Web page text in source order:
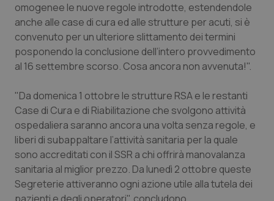
Provincia Autonoma di Trento
Puglia
Sicilia
Toscana
Umbria
Ipertensione & Scompenso
Malattie rare
Neuroscienze & patologie neurodegenerative
Obesità
Oftalmologia
omogenee le nuove regole introdotte, estendendole
anche alle case di cura ed alle strutture per acuti, si è
convenuto per un ulteriore slittamento dei termini
posponendo la conclusione dell’intero provvedimento
al 16 settembre scorso. Cosa ancora non avvenuta!".
"Da domenica 1 ottobre le strutture RSA e le restanti
Case di Cura e di Riabilitazione che svolgono attività
ospedaliera saranno ancora una volta senza regole, e
liberi di subappaltare l’attività sanitaria per la quale
sono accreditati con il SSR a chi offrirà manovalanza
sanitaria al miglior prezzo. Da lunedì 2 ottobre queste
Segreterie attiveranno ogni azione utile alla tutela dei